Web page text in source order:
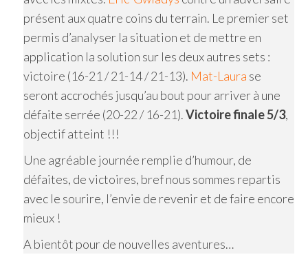
présent aux quatre coins du terrain. Le premier set
permis d’analyser la situation et de mettre en
application la solution sur les deux autres sets :
victoire (16-21 / 21-14 / 21-13). Mat-Laura se
seront accrochés jusqu’au bout pour arriver à une
défaite serrée (20-22 / 16-21).Victoire finale 5/3,
objectif atteint !!!
Une agréable journée remplie d’humour, de
défaites, de victoires, bref nous sommes repartis
avec le sourire, l’envie de revenir et de faire encore
mieux !
A bientôt pour de nouvelles aventures…